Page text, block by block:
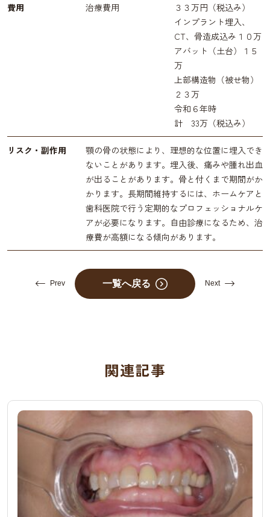
費用 治療費用
３３万円（税込み）
インプラント埋入、
CT、骨造成込み１０万
アバット（土台）１５
万
上部構造物（被せ物）
２３万
令和６年時
計 33万（税込み）
リスク・副作用
顎の骨の状態により、理想的な位置に埋入でき
ないことがあります。埋入後、痛みや腫れ出血
が出ることがあります。骨と付くまで期間がか
かります。長期間維持するには、ホームケアと
歯科医院で行う定期的なプロフェッショナルケ
アが必要になります。自由診療になるため、治
療費が高額になる傾向があります。
Prev 一覧へ戻る Next
関連記事